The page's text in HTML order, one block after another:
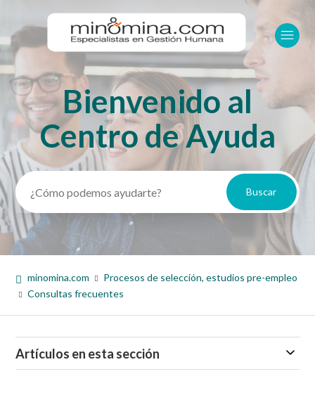
BúsquedaBienvenido al
Centro de Ayuda
minomina.com
Procesos de selección, estudios pre-empleo
Consultas frecuentes
Artículos en esta sección